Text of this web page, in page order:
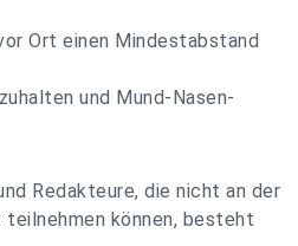
Ort einen Mindestabstand
und Mund-Nasen-
Redakteure, die nicht an der
können, besteht